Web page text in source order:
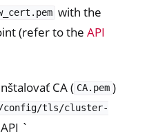
with the
(refer to the API
CA ( CA.pem )
config/tls/cluster-
`